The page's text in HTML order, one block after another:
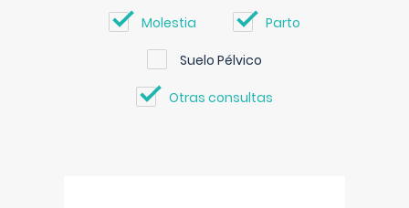
Molestia Parto
Suelo Pélvico
Otras consultas